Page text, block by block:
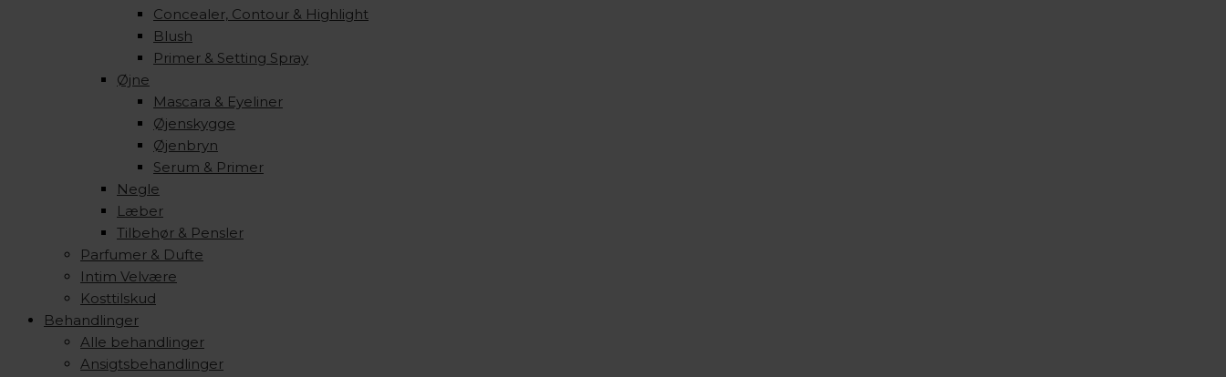
Concealer, Contour & Highlight
Blush
Primer & Setting Spray
Øjne
Mascara & Eyeliner
Øjenskygge
Øjenbryn
Serum & Primer
Negle
Læber
Tilbehør & Pensler
Parfumer & Dufte
Intim Velvære
Kosttilskud
Behandlinger
Alle behandlinger
Ansigtsbehandlinger